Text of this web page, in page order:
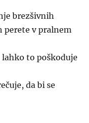
brezšivnih
perete v pralnem
to poškoduje
da bi se